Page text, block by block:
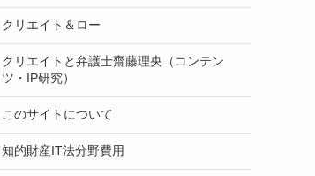
クリエイト＆ロー
クリエイトと弁護士齋藤理央（コンテン
ツ・IP研究）
このサイトについて
知的財産IT法分野費用